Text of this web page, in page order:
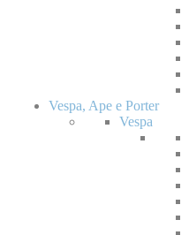
Vespa, Ape e Porter
Vespa